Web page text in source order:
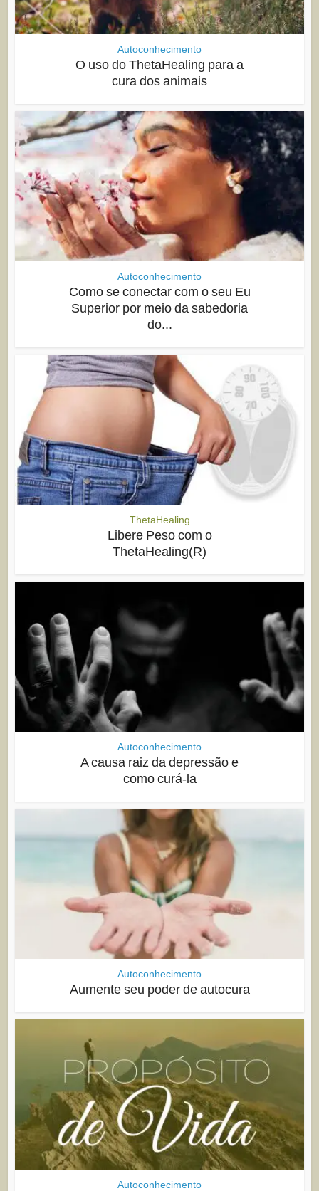
Autoconhecimento
O uso do ThetaHealing para a
cura dos animais
Autoconhecimento
Como se conectar com o seu Eu
Superior por meio da sabedoria
do...
ThetaHealing
Libere Peso com o
ThetaHealing(R)
Autoconhecimento
A causa raiz da depressão e
como curá-la
Autoconhecimento
Aumente seu poder de autocura
Autoconhecimento